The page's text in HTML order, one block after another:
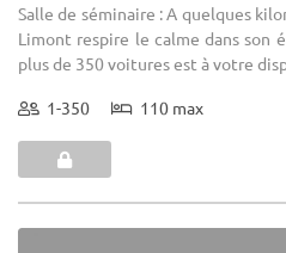
Salle de séminaire : A quelques
Limont respire le calme dans son
plus de 350 voitures est à votre
1-350 110 max